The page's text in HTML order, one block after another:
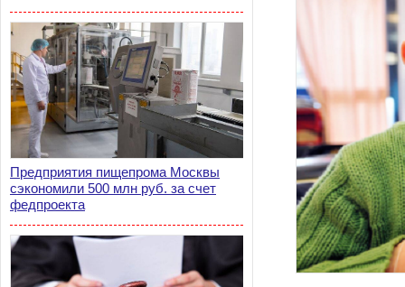
Предприятия пищепрома Москвы
сэкономили 500 млн руб. за счет
федпроекта